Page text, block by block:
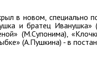
в новом, специально
и братец
(М.Супонима),
(А.Пушкина) - в